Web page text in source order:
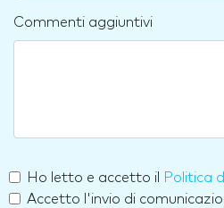
Commenti aggiuntivi
Ho letto e accetto il Politica
Accetto l'invio di